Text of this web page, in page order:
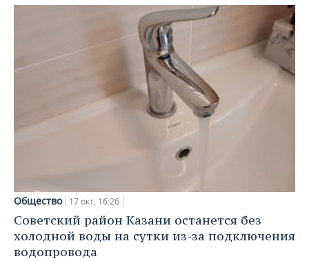
Общество 17 окт, 16:26
Советский район Казани останется без
холодной воды на сутки из-за подключения
водопровода